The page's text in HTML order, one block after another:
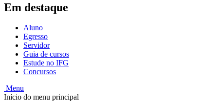
Em destaque
Aluno
Egresso
Servidor
Guia de cursos
Estude no IFG
Concursos
Menu
Início do menu principal